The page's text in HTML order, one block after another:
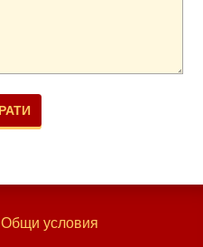
Общи условия